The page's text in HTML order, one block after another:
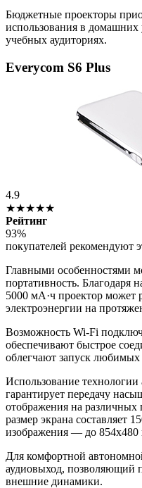
Бюджетные проекторы
использования в
учебных аудиториях.
Everycom S6 Plus
4.9
★★★★★
Рейтинг
93%
покупателей рекомендуют
Главными особенностями
портативность. Благодаря
5000 мА·ч проектор может
электроэнергии на
Возможность Wi-Fi
обеспечивают быстрое
облегчают запуск
Использование технологии
гарантирует передачу
отображения на
размер экрана составляет
изображения — до 854х480
Для комфортной
аудиовыход, позволяющий
внешние динамики.